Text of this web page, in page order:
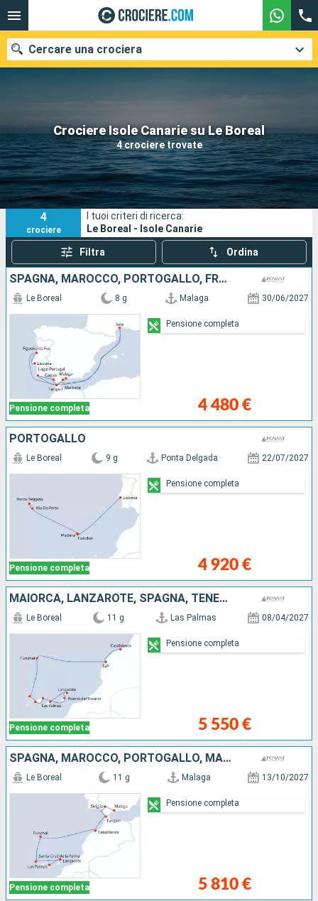
Crociere Isole Canarie su Le Boreal
4 crociere trovate
Cercare una crociera
Le nostre destinazioni
Mesi di partenza
Porti Compagnie
Ricerca
4
crociere
I tuoi criteri di ricerca:
Le Boreal - Isole Canarie
Filtra Ordina
SPAGNA, MAROCCO, PORTOGALLO, FRANCIA, AFRICA DEL SUD
Pensione completa
Le Boreal 8 g Malaga 30/06/2027
4 480 €
Pensione completa
PORTOGALLO
Pensione completa
Le Boreal 9 g Ponta Delgada 22/07/2027
4 920 €
Pensione completa
MAIORCA, LANZAROTE, SPAGNA, TENERIFE, PORTOGALLO, MAROCCO
Pensione completa
Le Boreal 11 g Las Palmas 08/04/2027
5 550 €
Pensione completa
SPAGNA, MAROCCO, PORTOGALLO, MAIORCA, LANZAROTE
Pensione completa
Le Boreal 11 g Malaga 13/10/2027
5 810 €
Pensione completa